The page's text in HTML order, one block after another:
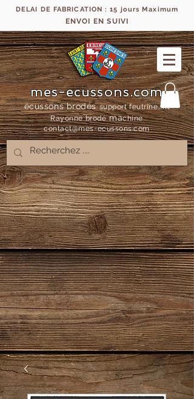
DELAI DE FABRICATION : 15 jours Maximum
ENVOI EN SUIVI
mes-ecussons.com
écussons brodés support feutrine, fil
Rayonne brodémachine
contact@mes-ecussons.com